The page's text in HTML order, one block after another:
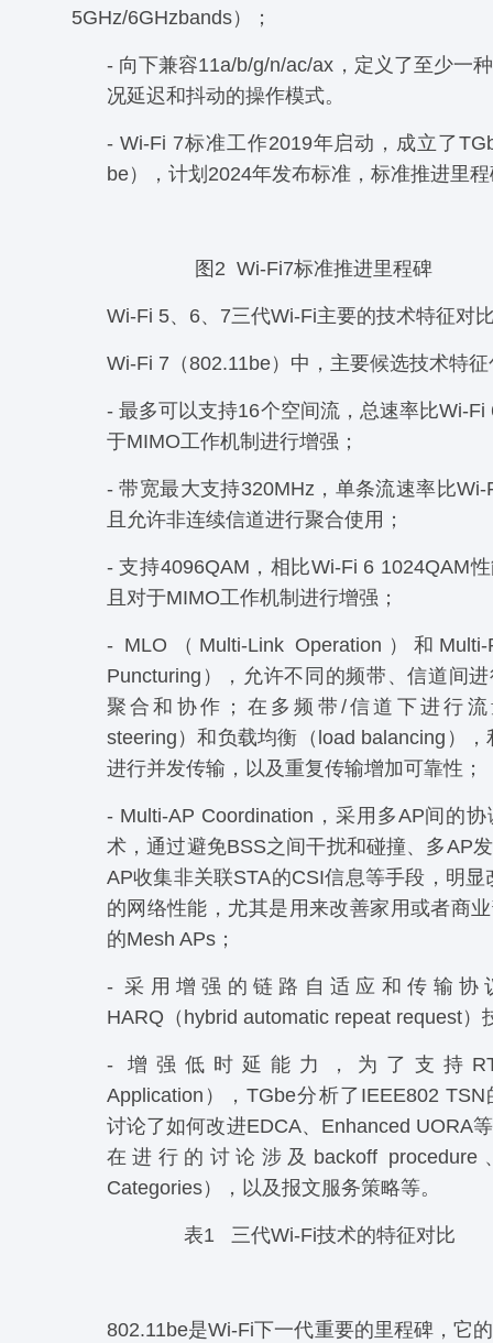
5GHz/6GHzbands）；
- 向下兼容11a/b/g/n/ac/ax，定义了至少一
况延迟和抖动的操作模式。
- Wi-Fi 7标准工作2019年启动，成立了
be），计划2024年发布标准，标准推进里
图2 Wi-Fi7标准推进里程碑
Wi-Fi 5、6、7三代Wi-Fi主要的技术特征对
Wi-Fi 7（802.11be）中，主要候选技术特
- 最多可以支持16个空间流，总速率比Wi-Fi
于MIMO工作机制进行增强；
- 带宽最大支持320MHz，单条流速率比
且允许非连续信道进行聚合使用；
- 支持4096QAM，相比Wi-Fi 6 1024QAM
且对于MIMO工作机制进行增强；
- MLO（Multi-Link Operation）和Multi-
Puncturing），允许不同的频带、信道间
聚合和协作；在多频带/信道下进行流
steering）和负载均衡（load balancing）
进行并发传输，以及重复传输增加可靠性；
- Multi-AP Coordination，采用多AP间的
术，通过避免BSS之间干扰和碰撞、多AP
AP收集非关联STA的CSI信息等手段，明
的网络性能，尤其是用来改善家用或者商
的Mesh APs；
- 采用增强的链路自适应和传输协
HARQ（hybrid automatic repeat request）
- 增强低时延能力，为了支持
Application），TGbe分析了IEEE802
讨论了如何改进EDCA、Enhanced UORA
在进行的讨论涉及backoff procedure
Categories），以及报文服务策略等。
表1 三代Wi-Fi技术的特征对比
802.11be是Wi-Fi下一代重要的里程碑，它